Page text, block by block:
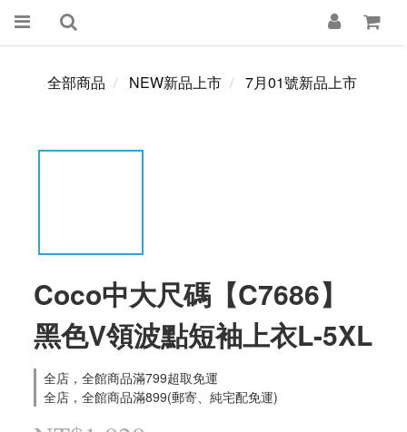
全部商品 NEW新品上市 7月01號新品上市
Coco中大尺碼【C7686】
黑​​色V領波點短袖上衣L-5XL
全店，全館商品滿799超取免運
全店，全館商品滿899(郵寄、純宅配免運)